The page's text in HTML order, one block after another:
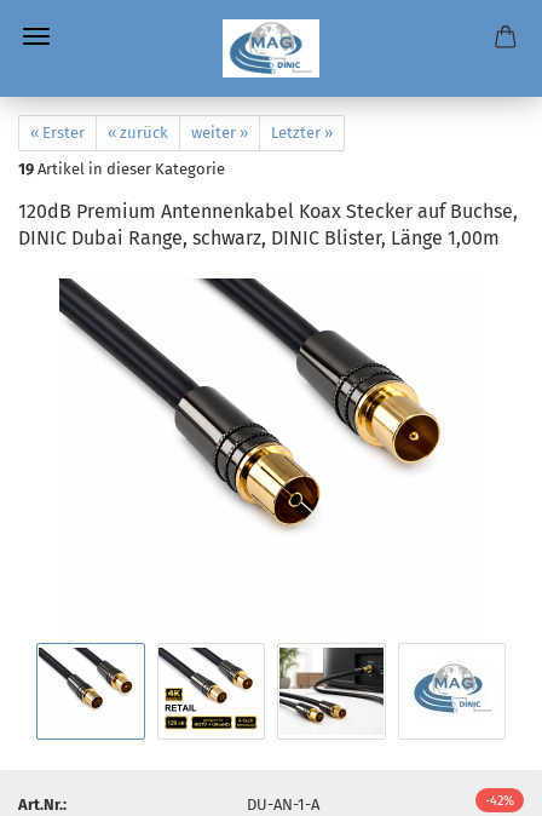
« Erster « zurück weiter »
Letzter »
19 Artikel in dieser Kategorie
120dB Premium Antennenkabel Koax Stecker auf Buchse,
DINIC Dubai Range, schwarz, DINIC Blister, Länge 1,00m
-42%
Art.Nr.:
DU-AN-1-A